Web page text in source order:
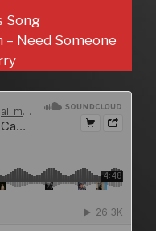
Song
– Need Someone